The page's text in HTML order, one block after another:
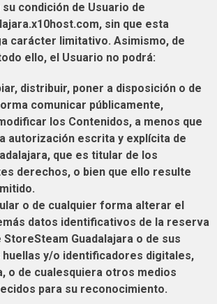
condición de Usuario de
, sin que esta
carácter limitativo. Asimismo, de
ello, el Usuario no podrá:
distribuir, poner a disposición o de
comunicar públicamente,
los Contenidos, a menos que
autorización escrita y explícita de
, que es titular de los
derechos, o bien que ello resulte
o de cualquier forma alterar el
datos identificativos de la reserva
StoreSteam Guadalajara o de sus
y/o identificadores digitales,
o de cualesquiera otros medios
para su reconocimiento.